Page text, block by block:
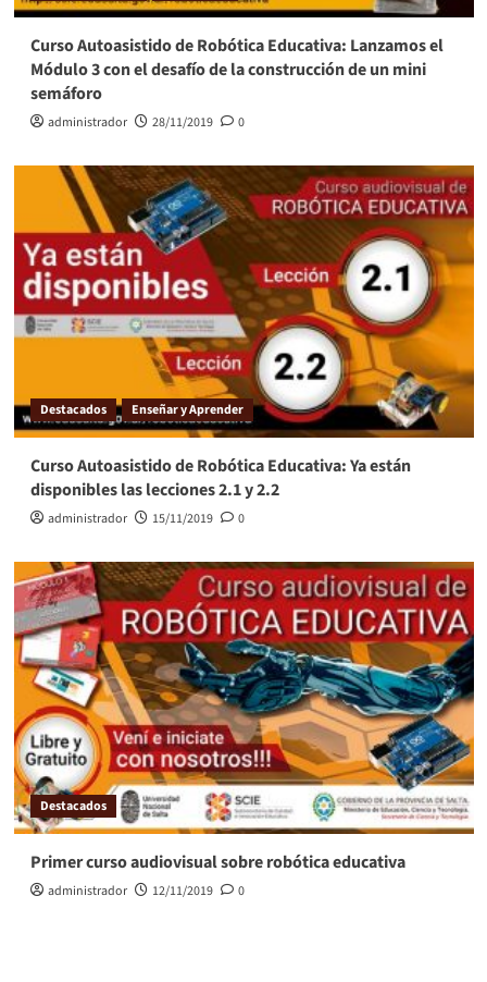
Curso Autoasistido de Robótica Educativa: Lanzamos el
Módulo 3 con el desafío de la construcción de un mini
semáforo
administrador 28/11/2019 0
Destacados Enseñar y Aprender
Curso Autoasistido de Robótica Educativa: Ya están
disponibles las lecciones 2.1 y 2.2
administrador 15/11/2019 0
Destacados
Primer curso audiovisual sobre robótica educativa
administrador 12/11/2019 0